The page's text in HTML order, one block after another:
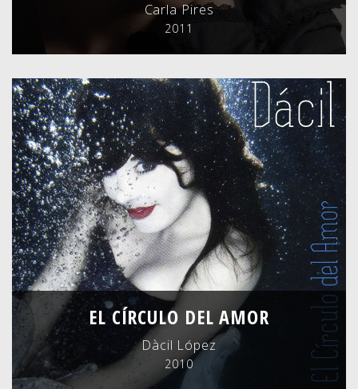
Carla Pires
2011
EL CÍRCULO DEL AMOR
Dàcil López
2010